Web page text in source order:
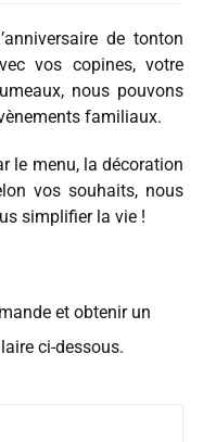
de tonton
vos copines, votre
nous pouvons
familiaux.
le menu, la décoration
vos souhaits, nous
simplifier la vie !
et obtenir un
ci-dessous.